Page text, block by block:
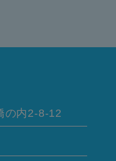
の内 2-8-12